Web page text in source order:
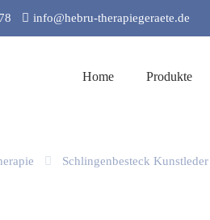
info@hebru-therapiegeraete.de
Home Produkte
Schlingenbesteck Kunstleder